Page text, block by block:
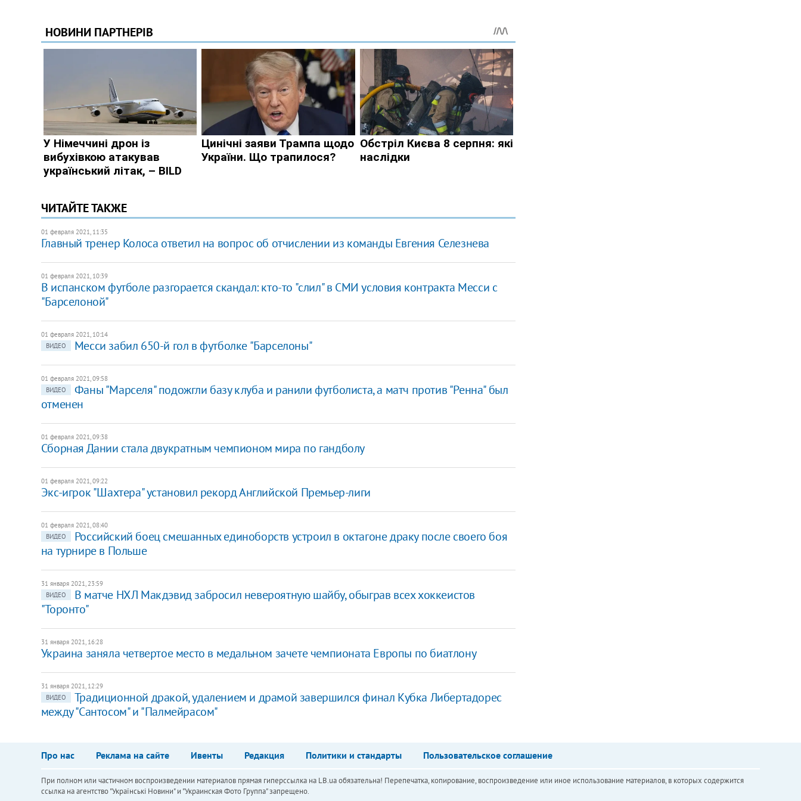
ЧИТАЙТЕ ТАКЖЕ
01 февраля 2021, 11:35
Главный тренер Колоса ответил на вопрос об отчислении из команды Евгения Селезнева
01 февраля 2021, 10:39
В испанском футболе разгорается скандал: кто-то "слил" в СМИ условия контракта Месси с
"Барселоной"
01 февраля 2021, 10:14
ВИДЕО
Месси забил 650-й гол в футболке "Барселоны"
01 февраля 2021, 09:58
ВИДЕО
Фаны "Марселя" подожгли базу клуба и ранили футболиста, а матч против "Ренна" был
отменен
01 февраля 2021, 09:38
Сборная Дании стала двукратным чемпионом мира по гандболу
01 февраля 2021, 09:22
Экс-игрок "Шахтера" установил рекорд Английской Премьер-лиги
01 февраля 2021, 08:40
ВИДЕО
Российский боец смешанных единоборств устроил в октагоне драку после своего боя
на турнире в Польше
31 января 2021, 23:59
ВИДЕО
В матче НХЛ Макдэвид забросил невероятную шайбу, обыграв всех хоккеистов
"Торонто"
31 января 2021, 16:28
Украина заняла четвертое место в медальном зачете чемпионата Европы по биатлону
31 января 2021, 12:29
ВИДЕО
Традиционной дракой, удалением и драмой завершился финал Кубка Либертадорес
между "Сантосом" и "Палмейрасом"
Про нас Реклама на сайте Ивенты Редакция Политики и стандарты Пользовательское соглашение
При полном или частичном воспроизведении материалов прямая гиперссылка на LB.ua обязательна! Перепечатка, копирование, воспроизведение или иное использование материалов, в которых содержится
ссылка на агентство "Українськi Новини" и "Украинская Фото Группа" запрещено.